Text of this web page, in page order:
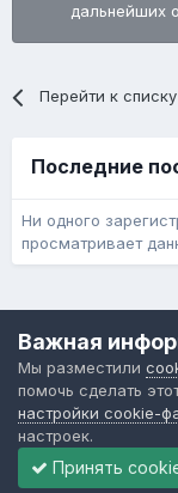
дальнейших
Перейти к
Последние
Ни одного
просматривает
Важная
Мы разместили
помочь сделать
настройки cookie-
настроек.
Принять